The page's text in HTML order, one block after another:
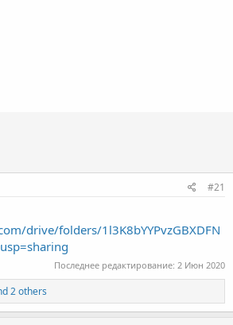
#21
drive/folders/1l3K8bYYPvzGBXDFN
Последнее редактирование: 2 Июн 2020
2 others